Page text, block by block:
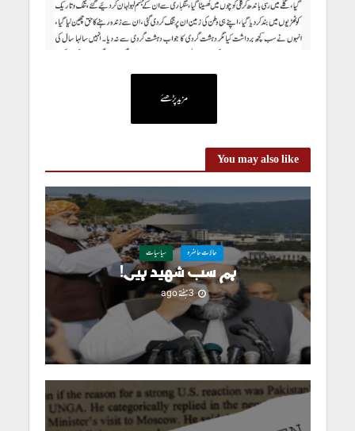
مزید پڑھئے
You may also like
حالاتِ حاضرہ سیاسیات
ہم سب شہید ہیں!
3 ہفتے ago